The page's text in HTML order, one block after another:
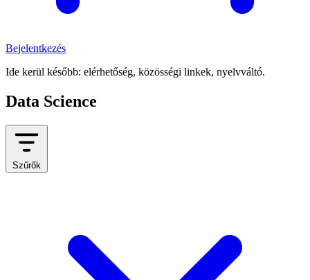
Bejelentkezés
Ide kerül később: elérhetőség, közösségi linkek, nyelvváltó.
Data Science
Szűrők